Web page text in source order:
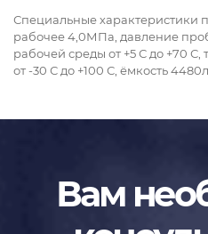
Специальные характеристики
рабочее 4,0МПа, давление
рабочей среды от +5 С до +70 С,
от -30 С до +100 С, ёмкость 4480л.
Вам